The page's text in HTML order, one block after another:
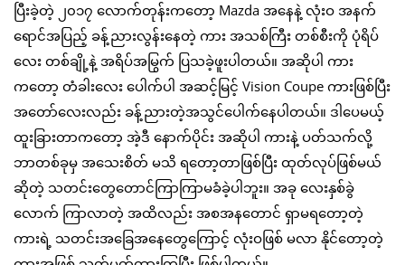
ပြီးခဲ့တဲ့ ၂၀၁၇ လောက်တုန်းကတော့ Mazda အနေနဲ့ လုံးဝ အနက်
ရောင်အပြည့် ခန့်ညားလွန်းနေတဲ့ ကား အသစ်ကြီး တစ်စီးကို ပုံရိပ်
လေး တစ်ချို့နဲ့ အရိပ်အမြွက် ပြသခဲ့ဖူးပါတယ်။ အဆိုပါ ကား
ကတော့ တံခါးလေး ပေါက်ပါ အဆင့်မြင့် Vision Coupe ကားဖြစ်ပြီး
အတော်လေးလည်း ခန့်ညားတဲ့အသွင်ပေါက်နေပါတယ်။ ဒါပေမယ့်
ထူးခြားတာကတော့ အဲ့ဒီ နောက်ပိုင်း အဆိုပါ ကားနဲ့ ပတ်သက်လို့
ဘာတစ်ခုမှ ‌အသေးစိတ် မသိ ရတော့တာဖြစ်ပြီး ထုတ်လုပ်ဖြစ်မယ်
ဆိုတဲ့ သတင်းတွေတောင်ကြာကြာမခံခဲ့ပါဘူး။ အခု လေးနှစ်ခွဲ
လောက် ကြာလာတဲ့ အထိလည်း အစအနတောင် ရှာမရတော့တဲ့
ကားရဲ့ သတင်းအခြေအနေတွေကြောင့် လုံးဝဖြစ် မလာ နိုင်တော့တဲ့